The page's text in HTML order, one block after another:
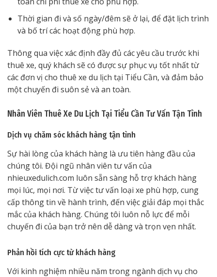
Thời gian đi và số ngày/đêm sẽ ở lại, để đặt lịch trình
và bố trí các hoạt động phù hợp.
Thông qua việc xác định đầy đủ các yêu cầu trước khi
thuê xe, quý khách sẽ có được sự phục vụ tốt nhất từ
các đơn vị cho thuê xe du lịch tại Tiểu Cần, và đảm bảo
một chuyến đi suôn sẻ và an toàn.
Nhân Viên Thuê Xe Du Lịch Tại Tiểu Cần Tư Vấn Tận Tình
Dịch vụ chăm sóc khách hàng tận tình
Sự hài lòng của khách hàng là ưu tiên hàng đầu của
chúng tôi. Đội ngũ nhân viên tư vấn của
nhieuxedulich.com luôn sẵn sàng hỗ trợ khách hàng
mọi lúc, mọi nơi. Từ việc tư vấn loại xe phù hợp, cung
cấp thông tin về hành trình, đến việc giải đáp mọi thắc
mắc của khách hàng. Chúng tôi luôn nỗ lực để mỗi
chuyến đi của bạn trở nên dễ dàng và trọn vẹn nhất.
Phản hồi tích cực từ khách hàng
Với kinh nghiệm nhiều năm trong ngành dịch vụ cho